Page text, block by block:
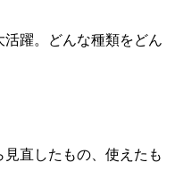
躍。どんな種類をどん
直したもの、使えたも